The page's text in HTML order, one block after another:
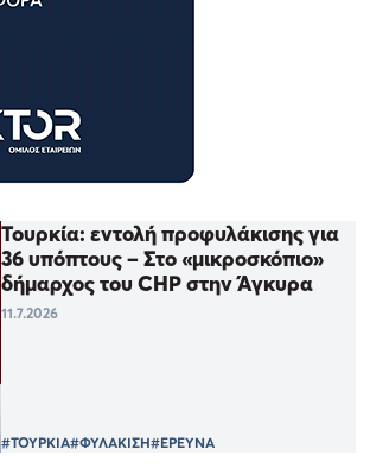
Τουρκία: εντολή προφυλάκισης για
36 υπόπτους – Στο «μικροσκόπιο»
δήμαρχος του CHP στην Άγκυρα
11.7.2026
#ΤΟΥΡΚΙΑ#ΦΥΛΑΚΙΣΗ#ΕΡΕΥΝΑ